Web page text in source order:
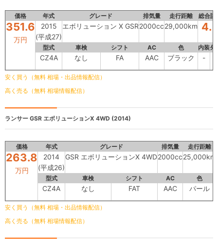
価格 年式 グレード 排気量 走行距離 総合評
351.6
万円
2015
(平成27)
エボリューション X GSR2000cc29,000km
型式 車検 シフト AC 色 内装外
CZ4A なし FA AAC ブラック -
安く買う（無料 相場・出品情報配信）
高く売る（無料 相場情報配信）
ランサー GSR エボリューションX 4WD (2014)
価格 年式 グレード 排気量 走行距離
263.8
万円
2014
(平成26)
GSR エボリューションX 4WD2000cc25,000km
型式 車検 シフト AC 色
CZ4A なし FAT AAC パール
安く買う（無料 相場・出品情報配信）
高く売る（無料 相場情報配信）